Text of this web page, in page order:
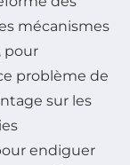
mécanismes
pour
problème de
sur les
endiguer